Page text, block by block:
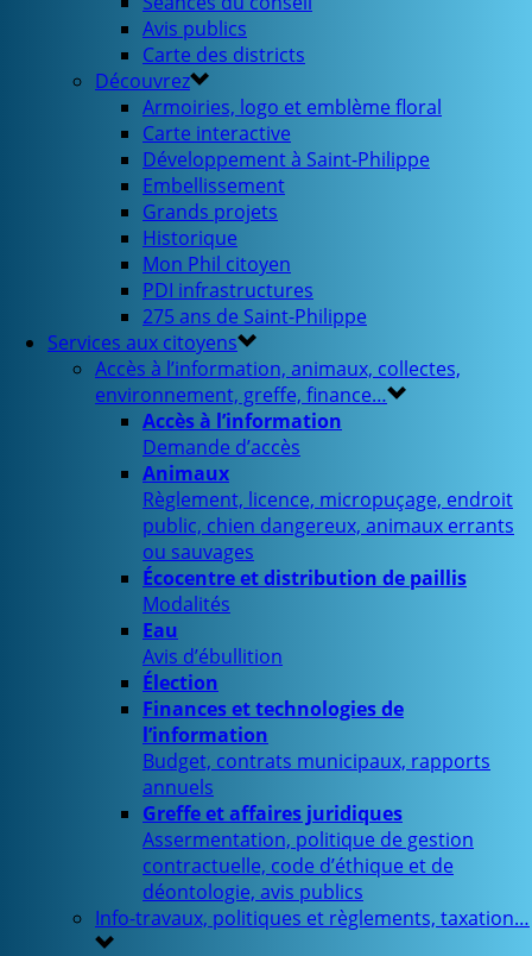
Avis publics
Carte des districts
Découvrez
Armoiries, logo et emblème floral
Carte interactive
Développement à Saint-Philippe
Embellissement
Grands projets
Historique
Mon Phil citoyen
PDI infrastructures
275 ans de Saint-Philippe
Services aux citoyens
Accès à l’information, animaux, collectes,
environnement, greffe, finance…
Accès à l’information
Demande d’accès
Animaux
Règlement, licence, micropuçage, endroit
public, chien dangereux, animaux errants
ou sauvages
Écocentre et distribution de paillis
Modalités
Eau
Avis d’ébullition
Élection
Finances et technologies de
l’information
Budget, contrats municipaux, rapports
annuels
Greffe et affaires juridiques
Assermentation, politique de gestion
contractuelle, code d’éthique et de
déontologie, avis publics
Info-travaux, politiques et règlements, taxation…